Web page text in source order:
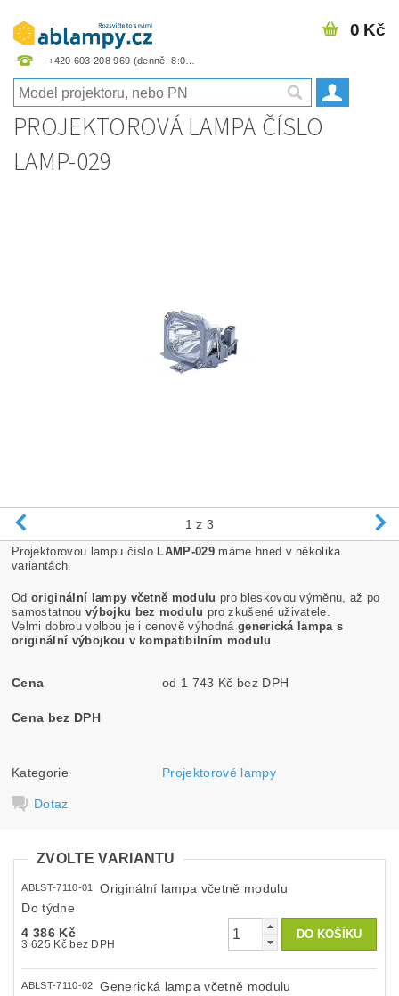
+420 603 208 969
0 Kč
PROJEKTOROVÁ LAMPA ČÍSLO
LAMP-029
1 z 3
Projektorovou lampu číslo LAMP-029máme hned v několika
variantách.
Odoriginální lampy včetně modulu pro bleskovou výměnu, až po
samostatnou výbojku bez modulu pro zkušené uživatele.
Velmi dobrou volbou je i cenově výhodná generická lampa s
originální výbojkou v kompatibilním modulu
Cena od 1 743 Kč bez DPH
Cena bez DPH
Kategorie Projektorové lampy
Dotaz
ZVOLTE VARIANTU
ABLST-7110-01
Originální lampa včetně modulu
Do týdne
4 386 Kč
3 625 Kč bez DPH
ABLST-7110-02
Generická lampa včetně modulu